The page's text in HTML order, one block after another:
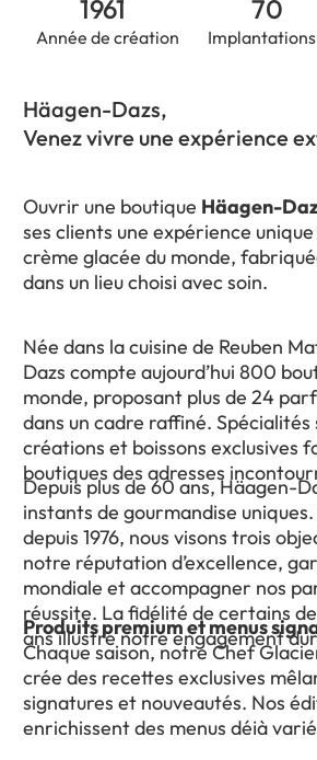
Année de création
1961 70
Häagen-Dazs,
Venez vivre une expérience
Ouvrir une boutique Häagen-
ses clients une expérience
crème glacée du monde,
dans un lieu choisi avec soin.
Née dans la cuisine de Reuben
Dazs compte aujourd’hui 800
monde, proposant plus de 24
dans un cadre raffiné. Spécialités
créations et boissons exclusives
boutiques des adresses
Depuis plus de 60 ans, Häagen-
instants de gourmandise
depuis 1976, nous visons trois
notre réputation d’excellence,
mondiale et accompagner nos
réussite. La fidélité de certains
ans illustre notre engagement
Produits premium et menus
Chaque saison, notre Chef
crée des recettes exclusives
signatures et nouveautés. Nos
enrichissent des menus déjà